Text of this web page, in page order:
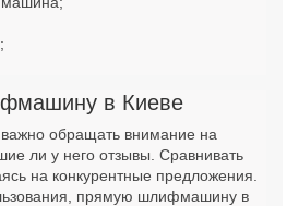
в Киеве
обращать внимание на
ли у него отзывы. Сравнивать
на конкурентные предложения.
прямую шлифмашину в